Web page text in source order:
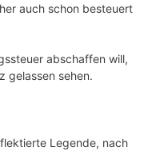
auch schon besteuert
abschaffen will,
gelassen sehen.
Legende, nach